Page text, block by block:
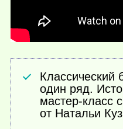
Классический
один ряд.
мастер-класс
от Натальи